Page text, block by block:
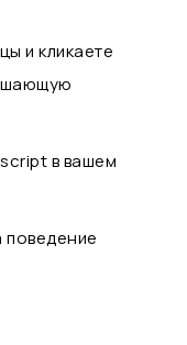
и кликаете
в вашем